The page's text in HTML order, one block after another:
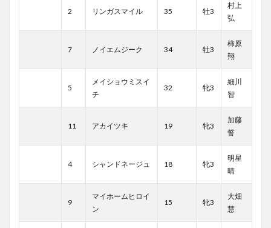
2 リンガスマイル 35 牡3
村上
弘
7 ノイエムジーク 34 牡3
柿原
翔
5
メイショウミスイ
チ
32 牝3
細川
智
11 アカイツキ 19 牝3
加藤
誓
4 シャンドネージュ 18 牝3
明星
晴
9
マイホームヒロイ
ン
15 牝3
大畑
慧